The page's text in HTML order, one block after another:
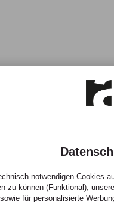
notwendigen Cookies
zu können (Funktional),
für personalisierte